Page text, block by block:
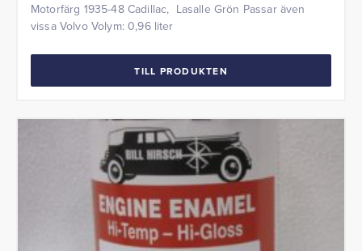
Motorfärg 1935-48 Cadillac, Lasalle Grön Passar även
vissa Volvo Volym: 0,96 liter
TILL PRODUKTEN